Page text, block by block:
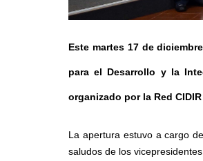
Este martes 17 de
para el Desarrollo y la
organizado por la Red
La apertura estuvo a cargo de
saludos de los